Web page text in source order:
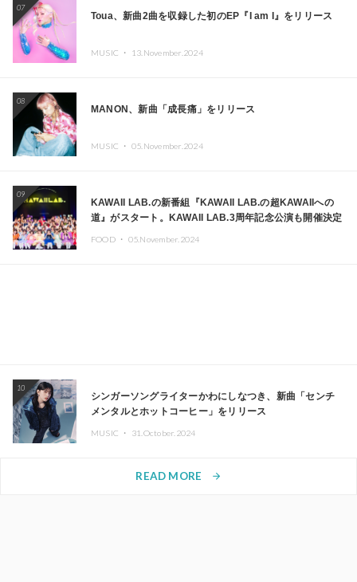
07
Toua、新曲2曲を収録した初のEP『I am I』をリリース
MUSIC ・ 13.November.2024
08
MANON、新曲「成長痛」をリリース
MUSIC ・ 05.November.2024
09
KAWAII LAB.の新番組『KAWAII LAB.の超KAWAIIへの
道』がスタート。KAWAII LAB.3周年記念公演も開催決定
FOOD ・ 05.November.2024
10
シンガーソングライターかわにしなつき、新曲「センチ
メンタルとホットコーヒー」をリリース
MUSIC ・ 31.October.2024
READ MORE arrow_forward